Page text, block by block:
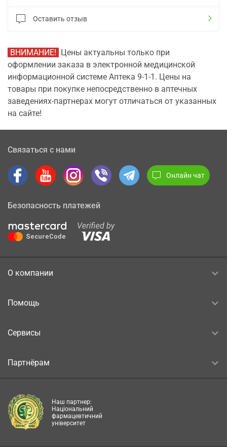
Оставить отзыв
ВНИМАНИЕ! Цены актуальны только при
оформлении заказа в электронной медицинской
информационной системе Аптека 9-1-1. Цены на
товары при покупке непосредственно в аптечных
заведениях-партнерах могут отличаться от указанных
на сайте!
Связаться с нами
Онлайн чат
Безопасность платежей
О компании
Помощь
Сервисы
Партнёрам
Наш партнер:
Національний
фармацевтичний
університет